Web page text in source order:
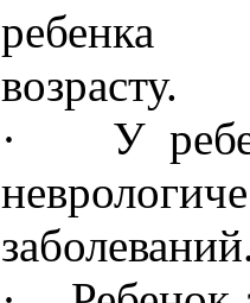
ребенка
возрасту.
· У